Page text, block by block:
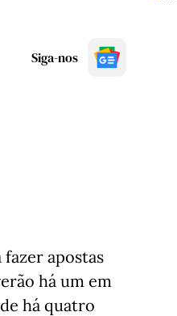
Siga-nos
apostas
há um em
há quatro